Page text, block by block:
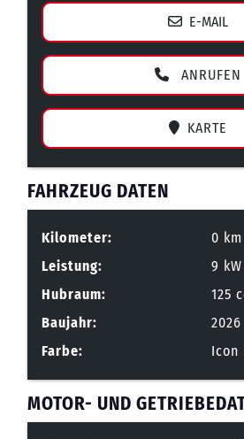
E-MAIL
ANRUFEN
KARTE
FAHRZEUG DATEN
Kilometer:
0 km
Leistung:
9
Hubraum:
125
Baujahr:
2026
Farbe:
Icon
MOTOR- UND